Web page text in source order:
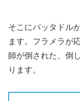
そこにパッタドル
ます。フラメラが
師が倒された、倒
ります。